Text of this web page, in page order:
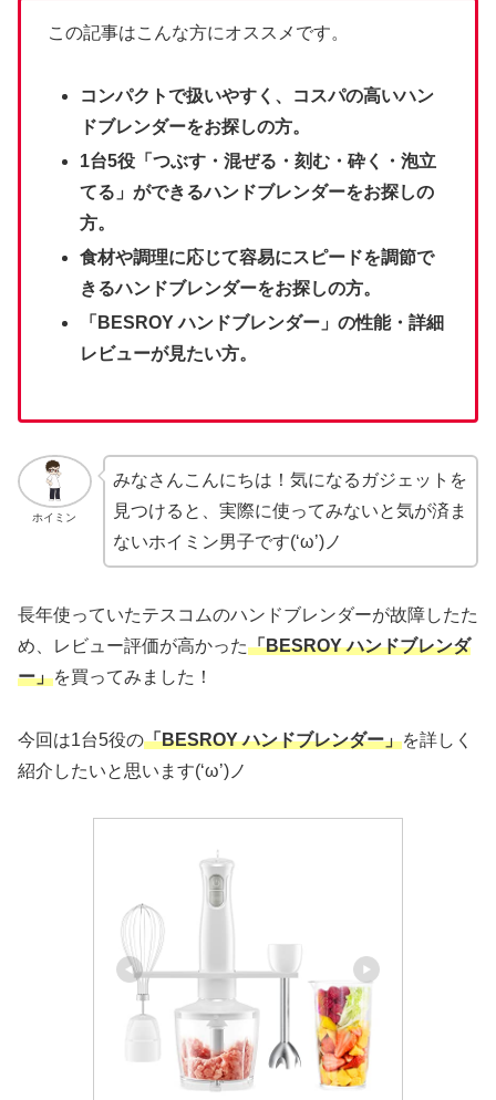
この記事はこんな方にオススメです。
コンパクトで扱いやすく、コスパの高いハン
ドブレンダーをお探しの方。
1台5役「つぶす・混ぜる・刻む・砕く・泡立
てる」ができるハンドブレンダーをお探しの
方。
食材や調理に応じて容易にスピードを調節で
きるハンドブレンダーをお探しの方。
「BESROY ハンドブレンダー」の性能・詳細
レビューが見たい方。
ホイミン
みなさんこんにちは！気になるガジェットを
見つけると、実際に使ってみないと気が済ま
ないホイミン男子です(‘ω’)ノ
長年使っていたテスコムのハンドブレンダーが故障したた
め、レビュー評価が高かった「BESROY ハンドブレンダ
ー」を買ってみました！
今回は1台5役の「BESROY ハンドブレンダー」を詳しく
紹介したいと思います(‘ω’)ノ